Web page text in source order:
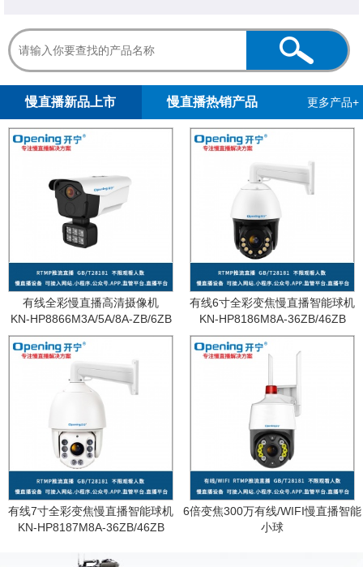
慢直播新品上市 慢直播热销产品 更多产品+
有线全彩慢直播高清摄像机
KN-HP8866M3A/5A/8A-ZB/6ZB
有线6寸全彩变焦慢直播智能球机
KN-HP8186M8A-36ZB/46ZB
有线7寸全彩变焦慢直播智能球机
KN-HP8187M8A-36ZB/46ZB
6倍变焦300万有线/WIFI慢直播智能
小球